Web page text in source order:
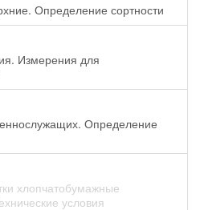
Определение сортности
Измерения для
Определение
хлопчатобумажные
условия